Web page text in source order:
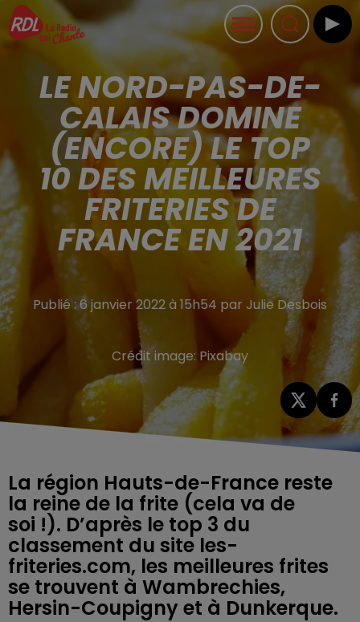
LE NORD-PAS-DE-
CALAIS DOMINE
(ENCORE) LE TOP
10 DES MEILLEURES
FRITERIES DE
FRANCE EN 2021
Publié : 6 janvier 2022 à 15h54 par Julie Desbois
Crédit image: Pixabay
La région Hauts-de-France reste
la reine de la frite (cela va de
soi !). D’après le top 3 du
classement du site les-
friteries.com, les meilleures frites
se trouvent à Wambrechies,
Hersin-Coupigny et à Dunkerque.